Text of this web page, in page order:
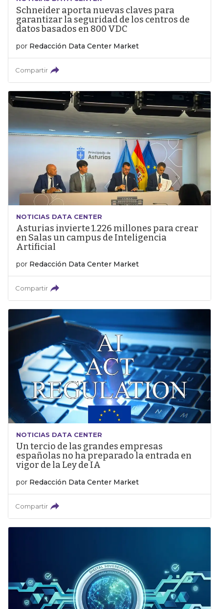
Schneider aporta nuevas claves para
garantizar la seguridad de los centros de
datos basados en 800 VDC
por Redacción Data Center Market
Compartir
NOTICIAS DATA CENTER
Asturias invierte 1.226 millones para crear
en Salas un campus de Inteligencia
Artificial
por Redacción Data Center Market
Compartir
NOTICIAS DATA CENTER
Un tercio de las grandes empresas
españolas no ha preparado la entrada en
vigor de la Ley de IA
por Redacción Data Center Market
Compartir